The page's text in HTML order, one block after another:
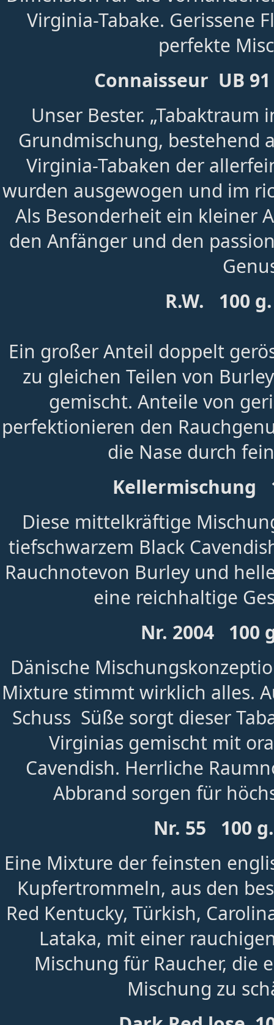
Virginia-Tabake. Gerissene
perfekte
Connaisseur UB
Unser Bester. „Tabaktraum
Grundmischung, bestehend
Virginia-Tabaken der
wurden ausgewogen und im
Als Besonderheit ein kleiner
den Anfänger und den
R.W. 100
Ein großer Anteil doppelt
zu gleichen Teilen von
gemischt. Anteile von
perfektionieren den
die Nase durch
Kellermischung
Diese mittelkräftige
tiefschwarzem Black
Rauchnotevon Burley und
eine reichhaltige
Nr. 2004
Dänische
Mixture stimmt wirklich alles.
Schuss Süße sorgt dieser
Virginias gemischt mit
Cavendish. Herrliche
Abbrand sorgen für
Nr. 55 100
Eine Mixture der feinsten
Kupfertrommeln, aus den
Red Kentucky, Türkish,
Lataka, mit einer
Mischung für Raucher, die
Mischung zu